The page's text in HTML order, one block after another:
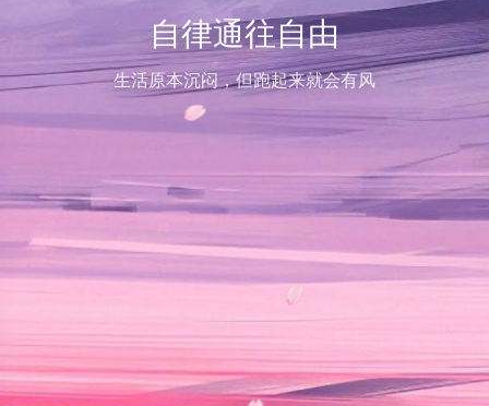
自律通往自由
生活原本沉闷，但跑起来就会有风